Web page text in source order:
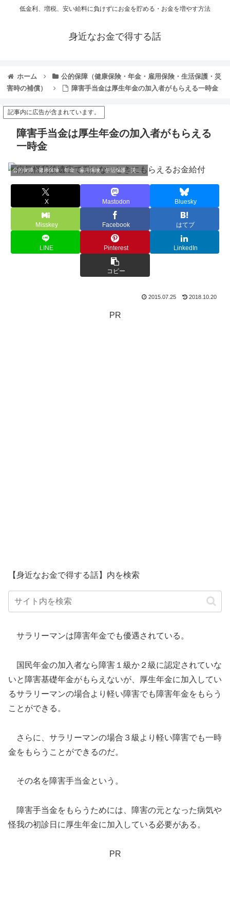
低金利、増税、安い給料に負けずにお金を貯める・お金を増やす方法
身近なお金で得する話
ホーム
公的保障（健康保険・年金・雇用保険・生活保護・災
害時の補償）
障害手当金は厚生年金の加入者がもらえる一時金
記事内に広告が含まれています。
障害手当金は厚生年金の加入者がもらえる
一時金
公的保障（健康保険・年金・雇用保険・生活保護・災害時の補償）
X Mastodon Bluesky
Misskey Facebook はてブ
LINE Pinterest LinkedIn
コピー
2015.07.25 2018.10.20
PR
【身近なお金で得する話】内を検索
サラリーマンは障害年金でも優遇されている。
国民年金の加入者なら障害１級か２級に認定されていな
いと障害基礎年金がもらえないが、厚生年金に加入してい
るサラリーマンの場合より軽い障害でも障害年金をもらう
ことができる。
さらに、サラリーマンの場合３級より軽い障害でも一時
金をもらうことができるのだ。
その名を障害手当金という。
障害手当金をもらうためには、障害の元となった病気や
怪我の初診日に厚生年金に加入している必要がある。
PR